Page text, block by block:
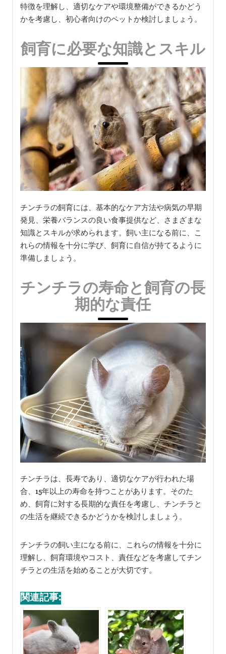
特徴を理解し、適切なケアや環境整備ができるかどう
かを考慮し、初心者向けのペットか検討しましょう。
飼育に必要な知識とスキル
チンチラの飼育には、基本的なケア方法や病気の早期
発見、栄養バランスの良い食事提供など、さまざまな
知識とスキルが求められます。飼い主になる前に、こ
れらの情報を十分に学び、飼育に自信が持てるように
準備しましょう。
チンチラの寿命と飼育の長
期的な責任
チンチラは、長寿であり、適切なケアが行われた場
合、15年以上の寿命を持つことがあります。そのた
め、飼育に対する長期的な責任を考慮し、チンチラと
の生活を継続できるかどうかを検討しましょう。
チンチラの飼い主になる前に、これらの情報を十分に
理解し、飼育環境やコスト、責任などを考慮してチン
チラとの生活を始めることが大切です。
関連記事: